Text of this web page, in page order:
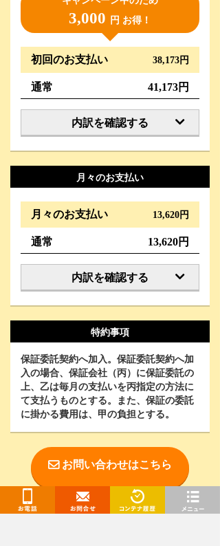
3,000 円 お得！
初回のお支払い 38,173円
通常 41,173円
内訳を確認する
月々のお支払い
月々のお支払い 13,620円
通常 13,620円
内訳を確認する
特約事項
保証委託契約へ加入。保証委託契約へ加
入の場合、保証会社（丙）に保証委託の
上、乙は毎月の支払いを丙指定の方法に
て支払うものとする。また、保証の委託
に掛かる費用は、甲の負担とする。
お問い合わせはこちら